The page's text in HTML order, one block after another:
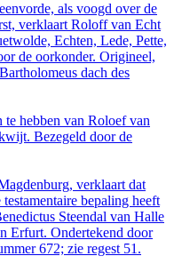
als voogd over de
verklaart Roloff van Echt
Echten, Lede, Pette,
de oorkonder. Origineel,
dach des
te hebben van Roloef van
Bezegeld door de
verklaart dat
bepaling heeft
Steendal van Halle
Erfurt. Ondertekend door
672; zie regest 51.